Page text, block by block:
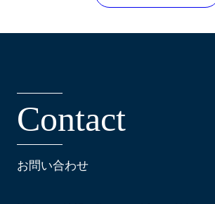
Contact
お問い合わせ